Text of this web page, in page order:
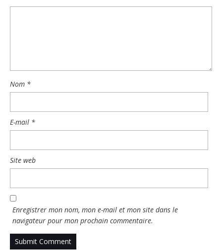
Nom *
E-mail *
Site web
Enregistrer mon nom, mon e-mail et mon site dans le
navigateur pour mon prochain commentaire.